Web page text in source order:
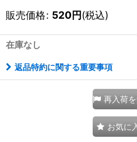
販売価格: 520円(税込)
在庫なし
返品特約に関する重要事項
再入荷
お気に